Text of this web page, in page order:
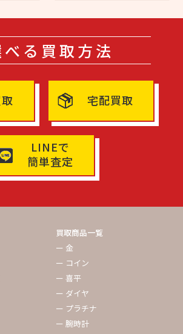
べる買取方法
宅配買取
LINEで
簡単査定
買取商品一覧
ー 金
ー コイン
ー 喜平
ー ダイヤ
ー プラチナ
ー 腕時計